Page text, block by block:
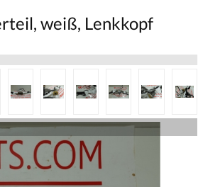
weiß, Lenkkopf